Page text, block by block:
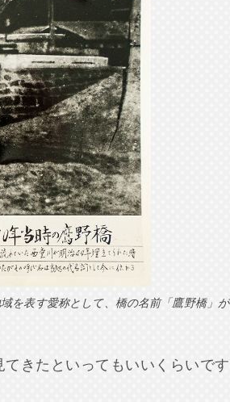
を表す愛称として、橋の名前「鷹野橋」が
きたといってもいいくらいです